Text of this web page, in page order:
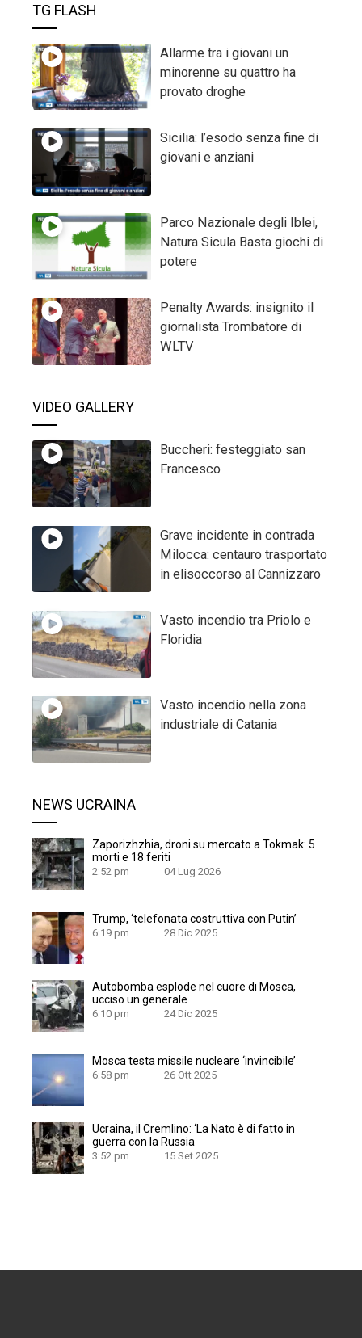
TG FLASH
Allarme tra i giovani un
minorenne su quattro ha
provato droghe
Sicilia: l’esodo senza fine di
giovani e anziani
Parco Nazionale degli Iblei,
Natura Sicula Basta giochi di
potere
Penalty Awards: insignito il
giornalista Trombatore di
WLTV
VIDEO GALLERY
Buccheri: festeggiato san
Francesco
Grave incidente in contrada
Milocca: centauro trasportato
in elisoccorso al Cannizzaro
Vasto incendio tra Priolo e
Floridia
Vasto incendio nella zona
industriale di Catania
NEWS UCRAINA
Zaporizhzhia, droni su mercato a Tokmak: 5
morti e 18 feriti
2:52 pm 04 Lug 2026
Trump, ‘telefonata costruttiva con Putin’
6:19 pm 28 Dic 2025
Autobomba esplode nel cuore di Mosca,
ucciso un generale
6:10 pm 24 Dic 2025
Mosca testa missile nucleare ‘invincibile’
6:58 pm 26 Ott 2025
Ucraina, il Cremlino: ‘La Nato è di fatto in
guerra con la Russia
3:52 pm 15 Set 2025